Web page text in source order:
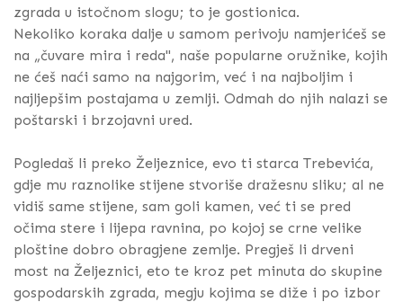
zgrada u istočnom slogu; to je gostionica.
Nekoliko koraka dalje u samom perivoju namjerićeš se
na „čuvare mira i reda", naše popularne oružnike, kojih
ne ćeš naći samo na najgorim, već i na najboljim i
najljepšim postajama u zemlji. Odmah do njih nalazi se
poštarski i brzojavni ured.
Pogledaš li preko Željeznice, evo ti starca Trebevića,
gdje mu raznolike stijene stvoriše dražesnu sliku; al ne
vidiš same stijene, sam goli kamen, već ti se pred
očima stere i lijepa ravnina, po kojoj se crne velike
ploštine dobro obragjene zemlje. Pregješ li drveni
most na Željeznici, eto te kroz pet minuta do skupine
gospodarskih zgrada, megju kojima se diže i po izbor